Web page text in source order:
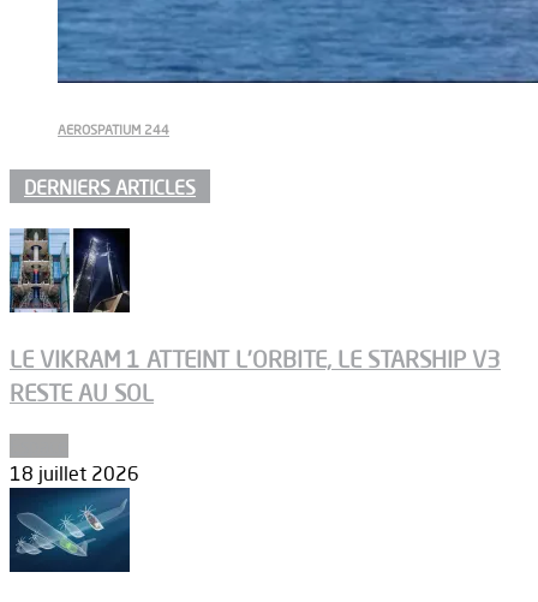
AEROSPATIUM 244
DERNIERS ARTICLES
LE VIKRAM 1 ATTEINT L’ORBITE, LE STARSHIP V3
RESTE AU SOL
18 juillet 2026